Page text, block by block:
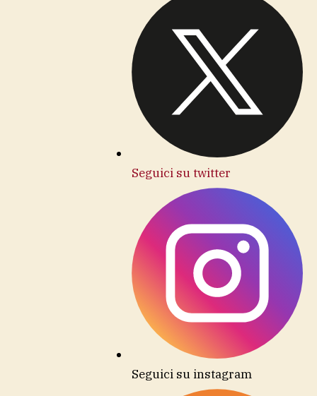
Seguici su twitter
Seguici su instagram